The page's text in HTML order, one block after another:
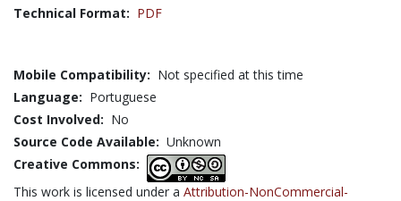
Technical Format: PDF
Mobile Compatibility: Not specified at this time
Language: Portuguese
Cost Involved: No
Source Code Available: Unknown
Creative Commons:
This work is licensed under a Attribution-NonCommercial-